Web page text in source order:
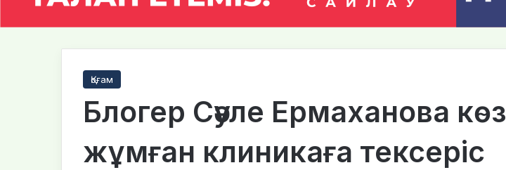
Қоғам
Блогер Сәуле Ермаханова көз
жұмған клиникаға тексеріс